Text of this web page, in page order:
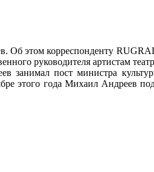
Об этом корреспонденту
руководителя артистам
занимал пост министра
этого года Михаил Андреев